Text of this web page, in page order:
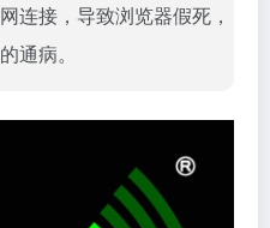
连接，导致浏览器假死，
通病。